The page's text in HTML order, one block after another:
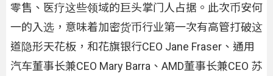
零售、医疗这些领域的巨头掌门人占据。此次币安何
一的入选，意味着加密货币行业第一次有高管打破这
道隐形天花板，和花旗银行CEO Jane Fraser、通用
汽车董事长兼CEO Mary Barra、AMD董事长兼CEO 苏